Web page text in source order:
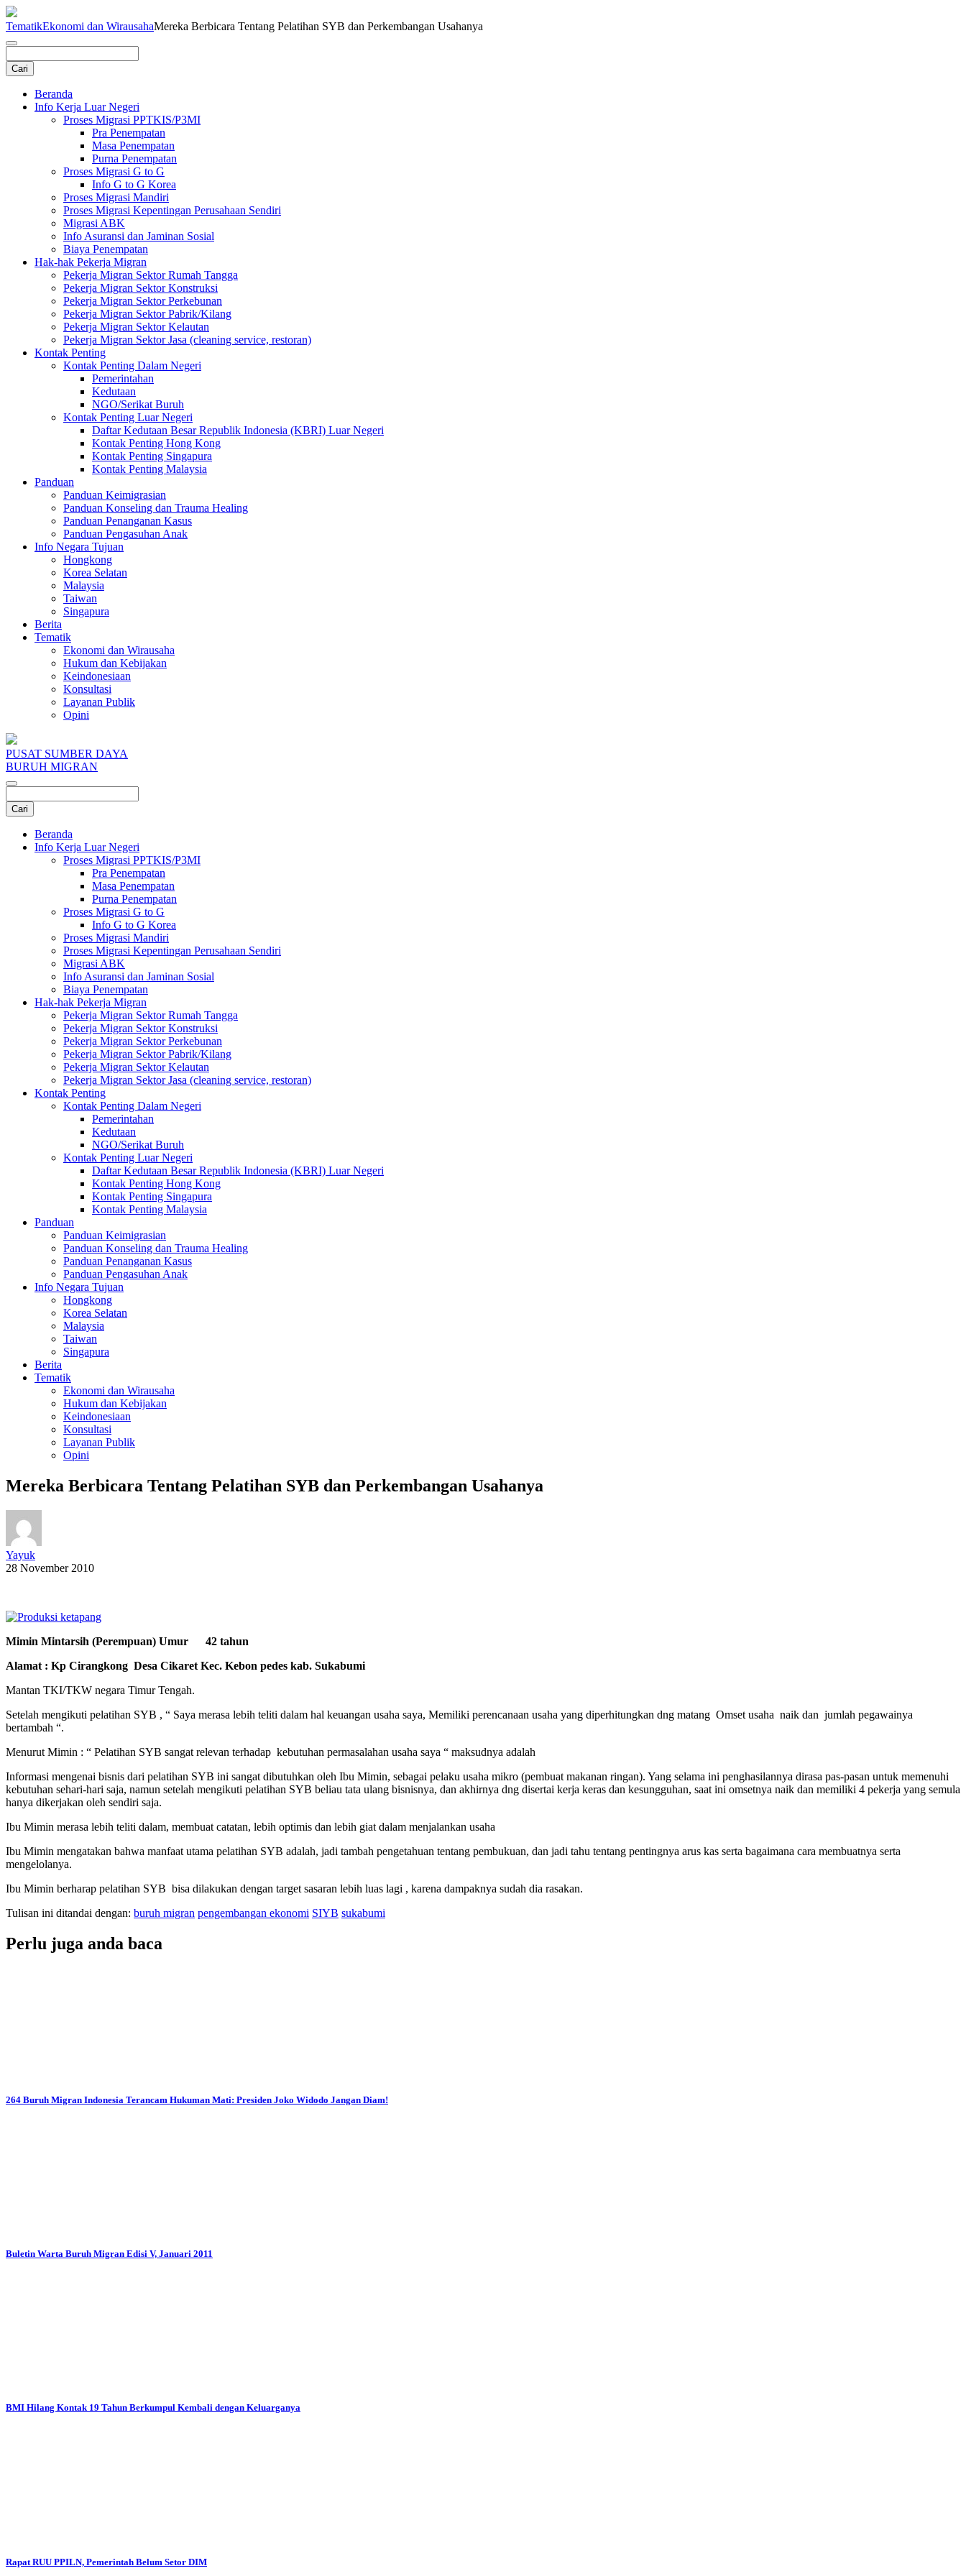
TematikEkonomi dan WirausahaMereka Berbicara Tentang Pelatihan SYB dan Perkembangan Usahanya
Beranda
Info Kerja Luar Negeri
Proses Migrasi PPTKIS/P3MI
Pra Penempatan
Masa Penempatan
Purna Penempatan
Proses Migrasi G to G
Info G to G Korea
Proses Migrasi Mandiri
Proses Migrasi Kepentingan Perusahaan Sendiri
Migrasi ABK
Info Asuransi dan Jaminan Sosial
Biaya Penempatan
Hak-hak Pekerja Migran
Pekerja Migran Sektor Rumah Tangga
Pekerja Migran Sektor Konstruksi
Pekerja Migran Sektor Perkebunan
Pekerja Migran Sektor Pabrik/Kilang
Pekerja Migran Sektor Kelautan
Pekerja Migran Sektor Jasa (cleaning service, restoran)
Kontak Penting
Kontak Penting Dalam Negeri
Pemerintahan
Kedutaan
NGO/Serikat Buruh
Kontak Penting Luar Negeri
Daftar Kedutaan Besar Republik Indonesia (KBRI) Luar Negeri
Kontak Penting Hong Kong
Kontak Penting Singapura
Kontak Penting Malaysia
Panduan
Panduan Keimigrasian
Panduan Konseling dan Trauma Healing
Panduan Penanganan Kasus
Panduan Pengasuhan Anak
Info Negara Tujuan
Hongkong
Korea Selatan
Malaysia
Taiwan
Singapura
Berita
Tematik
Ekonomi dan Wirausaha
Hukum dan Kebijakan
Keindonesiaan
Konsultasi
Layanan Publik
Opini
PUSAT SUMBER DAYA
BURUH MIGRAN
Beranda
Info Kerja Luar Negeri
Proses Migrasi PPTKIS/P3MI
Pra Penempatan
Masa Penempatan
Purna Penempatan
Proses Migrasi G to G
Info G to G Korea
Proses Migrasi Mandiri
Proses Migrasi Kepentingan Perusahaan Sendiri
Migrasi ABK
Info Asuransi dan Jaminan Sosial
Biaya Penempatan
Hak-hak Pekerja Migran
Pekerja Migran Sektor Rumah Tangga
Pekerja Migran Sektor Konstruksi
Pekerja Migran Sektor Perkebunan
Pekerja Migran Sektor Pabrik/Kilang
Pekerja Migran Sektor Kelautan
Pekerja Migran Sektor Jasa (cleaning service, restoran)
Kontak Penting
Kontak Penting Dalam Negeri
Pemerintahan
Kedutaan
NGO/Serikat Buruh
Kontak Penting Luar Negeri
Daftar Kedutaan Besar Republik Indonesia (KBRI) Luar Negeri
Kontak Penting Hong Kong
Kontak Penting Singapura
Kontak Penting Malaysia
Panduan
Panduan Keimigrasian
Panduan Konseling dan Trauma Healing
Panduan Penanganan Kasus
Panduan Pengasuhan Anak
Info Negara Tujuan
Hongkong
Korea Selatan
Malaysia
Taiwan
Singapura
Berita
Tematik
Ekonomi dan Wirausaha
Hukum dan Kebijakan
Keindonesiaan
Konsultasi
Layanan Publik
Opini
Mereka Berbicara Tentang Pelatihan SYB dan Perkembangan Usahanya
Yayuk
28 November 2010
Mimin Mintarsih (Perempuan) Umur 42 tahun
Alamat : Kp Cirangkong Desa Cikaret Kec. Kebon pedes kab. Sukabumi
Mantan TKI/TKW negara Timur Tengah.
Setelah mengikuti pelatihan SYB , “ Saya merasa lebih teliti dalam hal keuangan usaha saya, Memiliki perencanaan usaha yang diperhitungkan dng matang Omset usaha naik dan jumlah pegawainya
bertambah “.
Menurut Mimin : “ Pelatihan SYB sangat relevan terhadap kebutuhan permasalahan usaha saya “ maksudnya adalah
Informasi mengenai bisnis dari pelatihan SYB ini sangat dibutuhkan oleh Ibu Mimin, sebagai pelaku usaha mikro (pembuat makanan ringan). Yang selama ini penghasilannya dirasa pas-pasan untuk memenuhi
kebutuhan sehari-hari saja, namun setelah mengikuti pelatihan SYB beliau tata ulang bisnisnya, dan akhirnya dng disertai kerja keras dan kesungguhan, saat ini omsetnya naik dan memiliki 4 pekerja yang semula
hanya dikerjakan oleh sendiri saja.
Ibu Mimin merasa lebih teliti dalam, membuat catatan, lebih optimis dan lebih giat dalam menjalankan usaha
Ibu Mimin mengatakan bahwa manfaat utama pelatihan SYB adalah, jadi tambah pengetahuan tentang pembukuan, dan jadi tahu tentang pentingnya arus kas serta bagaimana cara membuatnya serta
mengelolanya.
Ibu Mimin berharap pelatihan SYB bisa dilakukan dengan target sasaran lebih luas lagi , karena dampaknya sudah dia rasakan.
Tulisan ini ditandai dengan: buruh migran pengembangan ekonomi SIYB sukabumi
Perlu juga anda baca
264 Buruh Migran Indonesia Terancam Hukuman Mati: Presiden Joko Widodo Jangan Diam!
Buletin Warta Buruh Migran Edisi V, Januari 2011
BMI Hilang Kontak 19 Tahun Berkumpul Kembali dengan Keluarganya
Rapat RUU PPILN, Pemerintah Belum Setor DIM